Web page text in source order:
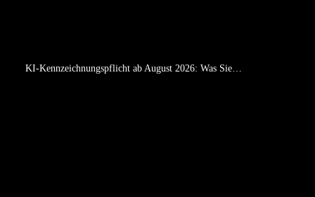
KI-Kennzeichnungspflicht ab August 2026: Was Sie…